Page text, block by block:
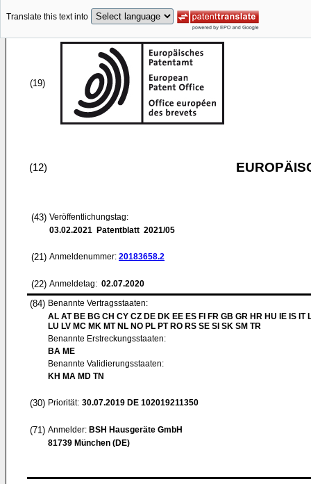
Translate this text into
(19)
(12)
(43) Veröffentlichungstag:
03.02.2021 Patentblatt 2021/05
(21) Anmeldenummer: 20183658.2
(22) Anmeldetag: 02.07.2020
(84) Benannte Vertragsstaaten:
AL AT BE BG CH CY CZ DE DK EE ES FI FR GB GR HR HU IE IS IT
LU LV MC MK MT NL NO PL PT RO RS SE SI SK SM TR
Benannte Erstreckungsstaaten:
BA ME
Benannte Validierungsstaaten:
KH MA MD TN
(30) Priorität: 30.07.2019 DE 102019211350
(71) Anmelder: BSH Hausgeräte GmbH
81739 München (DE)